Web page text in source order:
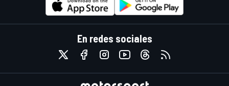
En redes sociales